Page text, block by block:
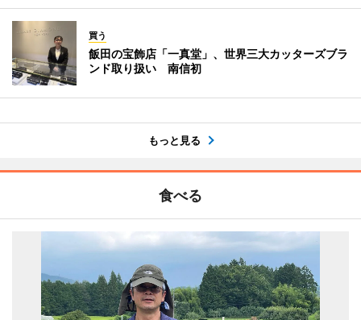
買う
飯田の宝飾店「一真堂」、世界三大カッターズブラ
ンド取り扱い 南信初
もっと見る
食べる